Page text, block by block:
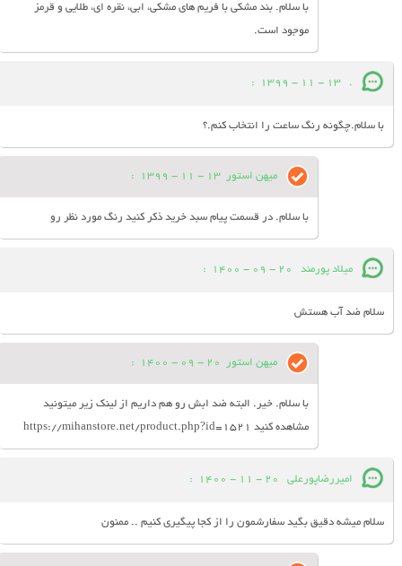
با سلام. بند مشکی با فریم های مشکی، ابی، نقره ای، طلایی و قرمز
موجود است.
.
13 - 11 - 1399
:
با سلام.چگونه رنگ ساعت را انتخاب کنم.؟
میهن استور 13 - 11 - 1399
:
با سلام. در قسمت پیام سبد خرید ذکر کنید رنگ مورد نظر رو
میلاد پورمند 20 - 09 - 1400
:
سلام ضد آب هستش
میهن استور 20 - 09 - 1400
:
با سلام. خیر. البته ضد ابش رو هم داریم از لینک زیر میتونید
مشاهده کنید https://mihanstore.net/product.php?id=1521
امیررضاپورعلی 20 - 11 - 1400
:
سلام میشه دقیق بگید سفارشمون را از کجا پیگیری کنیم .. ممنون